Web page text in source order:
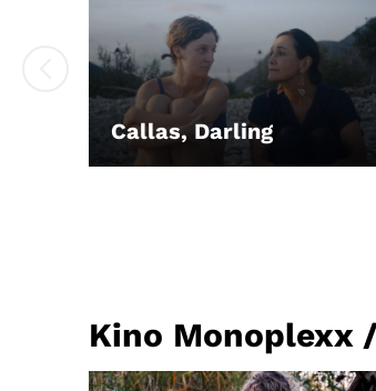
Callas, Darling
LEIHEN
Kino Monoplexx